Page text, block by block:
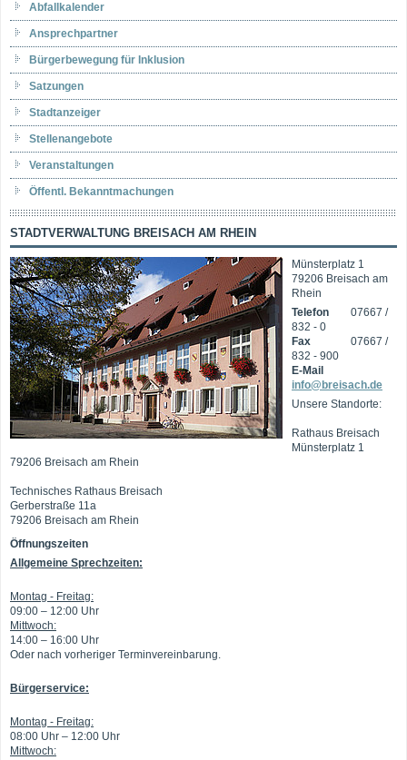
Abfallkalender
Ansprechpartner
Bürgerbewegung für Inklusion
Satzungen
Stadtanzeiger
Stellenangebote
Veranstaltungen
Öffentl. Bekanntmachungen
STADTVERWALTUNG BREISACH AM RHEIN
Münsterplatz 1
79206 Breisach am
Rhein
Telefon
07667 /
832 - 0
Fax
07667 /
832 - 900
E-Mail
info@breisach.de
Unsere Standorte:
Rathaus Breisach
Münsterplatz 1
79206 Breisach am Rhein
Technisches Rathaus Breisach
Gerberstraße 11a
79206 Breisach am Rhein
Öffnungszeiten
Allgemeine Sprechzeiten:
Montag - Freitag:
09:00 – 12:00 Uhr
Mittwoch:
14:00 – 16:00 Uhr
Oder nach vorheriger Terminvereinbarung.
Bürgerservice:
Montag - Freitag:
08:00 Uhr – 12:00 Uhr
Mittwoch: